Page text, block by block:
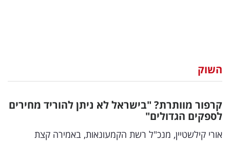
וצרכנות
דיגיטל
וטק
השוק
קרפור מוותרת? "בישראל לא ניתן להוריד מחירים
לספקים הגדולים"
אורי קילשטיין, מנכ"ל רשת הקמעונאות, באמירה קצת